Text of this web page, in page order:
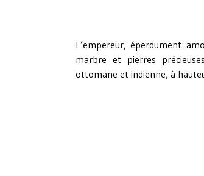
L’empereur, éperdument
marbre et pierres
ottomane et indienne, à